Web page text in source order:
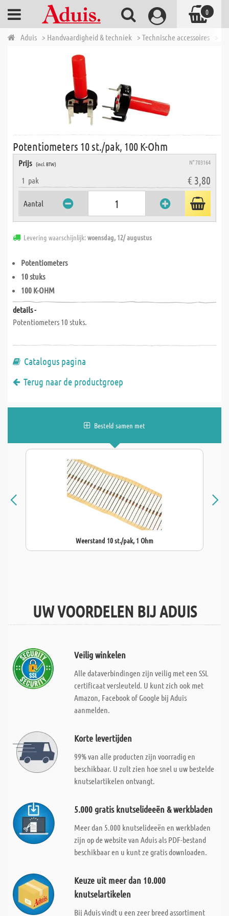
Aduis > Handvaardigheid & techniek > Technische accessoires >
Potentiometers 10 st./pak, 100 K-Ohm
Prijs (incl. BTW) N° 703164
1 pak € 3,80
Aantal
Levering waarschijnlijk:woensdag, 12/ augustus
Potentiometers
10 stuks
100 K-OHM
details -
Potentiometers 10 stuks.
Catalogus pagina
Terug naar de productgroep
Besteld samen met
Weerstand 10 st./pak, 1 Ohm
UW VOORDELEN BIJ ADUIS
Veilig winkelen
Alle dataverbindingen zijn veilig met een SSL
certificaat versleuteld. U kunt zich ook met
Amazon, Facebook of Google bij Aduis
aanmelden.
Korte levertijden
99% van alle producten zijn voorradig en
beschikbaar. U zult zien hoe snel u uw bestelde
knutselartikelen ontvangt.
5.000 gratis knutselideeën & werkbladen
Meer dan 5.000 knutselideeën en werkbladen
zijn op de website van Aduis als PDF-bestand
beschikbaar en u kunt ze gratis downloaden.
Keuze uit meer dan 10.000
knutselartikelen
Bij Aduis vindt u een zeer breed assortiment
0